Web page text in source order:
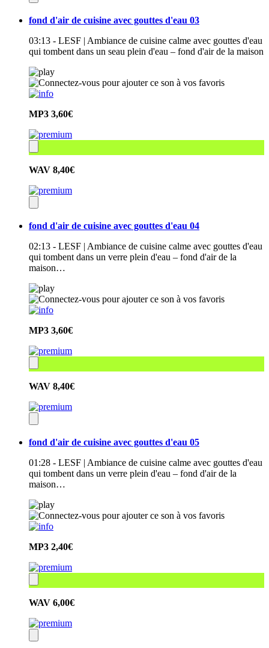
fond d'air de cuisine avec gouttes d'eau 03
03:13 - LESF | Ambiance de cuisine calme avec gouttes d'eau
qui tombent dans un seau plein d'eau – fond d'air de la maison
MP3 3,60€
WAV 8,40€
fond d'air de cuisine avec gouttes d'eau 04
02:13 - LESF | Ambiance de cuisine calme avec gouttes d'eau
qui tombent dans un verre plein d'eau – fond d'air de la
maison…
MP3 3,60€
WAV 8,40€
fond d'air de cuisine avec gouttes d'eau 05
01:28 - LESF | Ambiance de cuisine calme avec gouttes d'eau
qui tombent dans un verre plein d'eau – fond d'air de la
maison…
MP3 2,40€
WAV 6,00€